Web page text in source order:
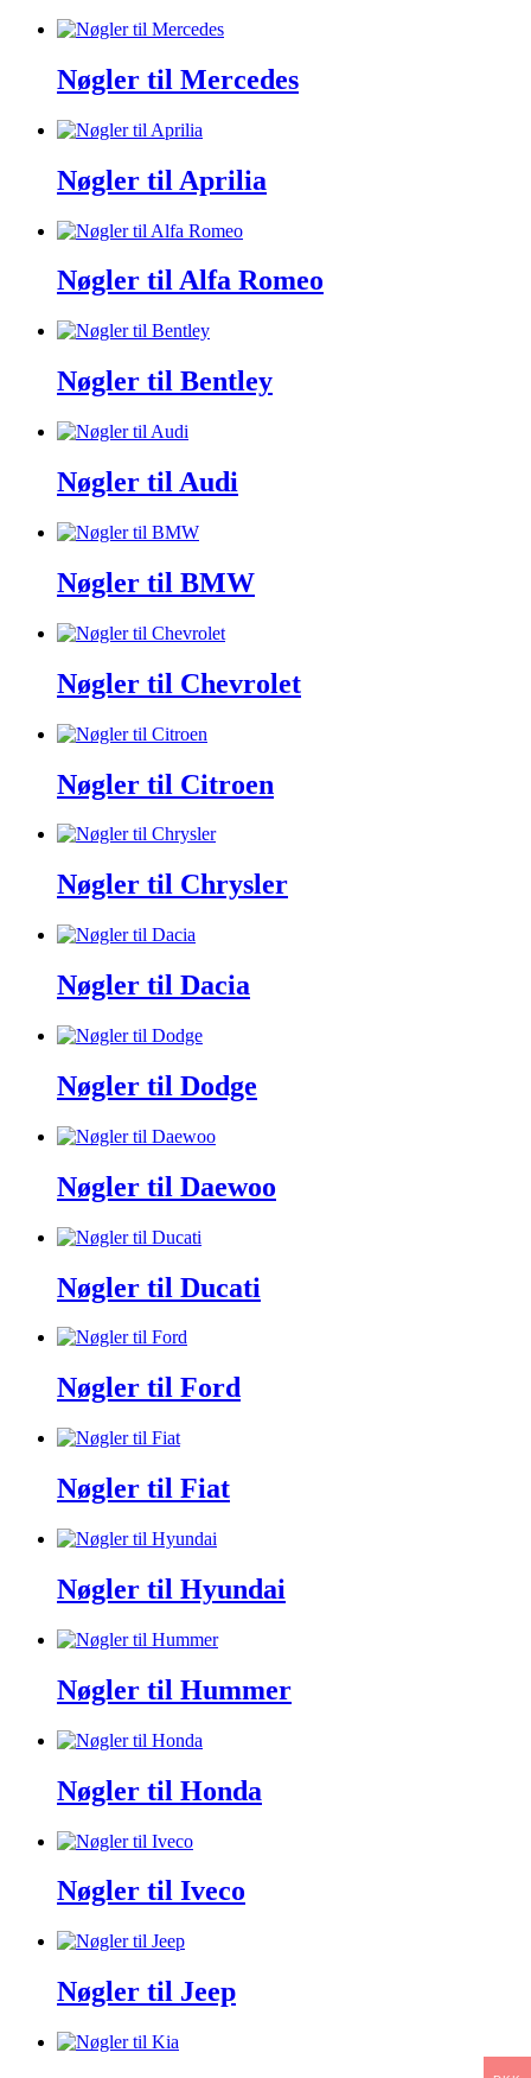
Nøgler til Mercedes
Nøgler til Aprilia
Nøgler til Alfa Romeo
Nøgler til Bentley
Nøgler til Audi
Nøgler til BMW
Nøgler til Chevrolet
Nøgler til Citroen
Nøgler til Chrysler
Nøgler til Dacia
Nøgler til Dodge
Nøgler til Daewoo
Nøgler til Ducati
Nøgler til Ford
Nøgler til Fiat
Nøgler til Hyundai
Nøgler til Hummer
Nøgler til Honda
Nøgler til Iveco
Nøgler til Jeep